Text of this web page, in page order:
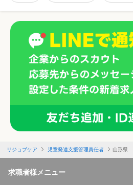
リジョブケア 児童発達支援管理責任者 山形県
求職者様メニュー